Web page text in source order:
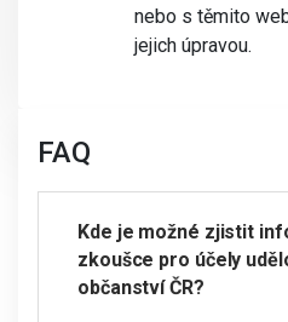
nebo s těmito
jejich úpravou.
FAQ
Kde je možné zjistit
zkoušce pro účely
občanství ČR?